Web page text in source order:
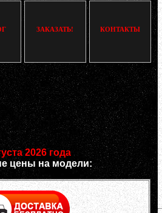
ЗАКАЗАТЬ! КОНТАКТЫ
2026 года
цены на модели: